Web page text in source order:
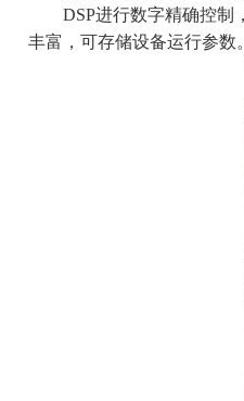
DSP进行数字精确控制，
丰富，可存储设备运行参数。